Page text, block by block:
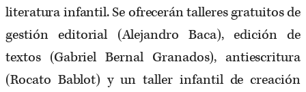
literatura infantil. Se ofrecerán talleres gratuitos de
gestión editorial (Alejandro Baca), edición de
textos (Gabriel Bernal Granados), antiescritura
(Rocato Bablot) y un taller infantil de creación